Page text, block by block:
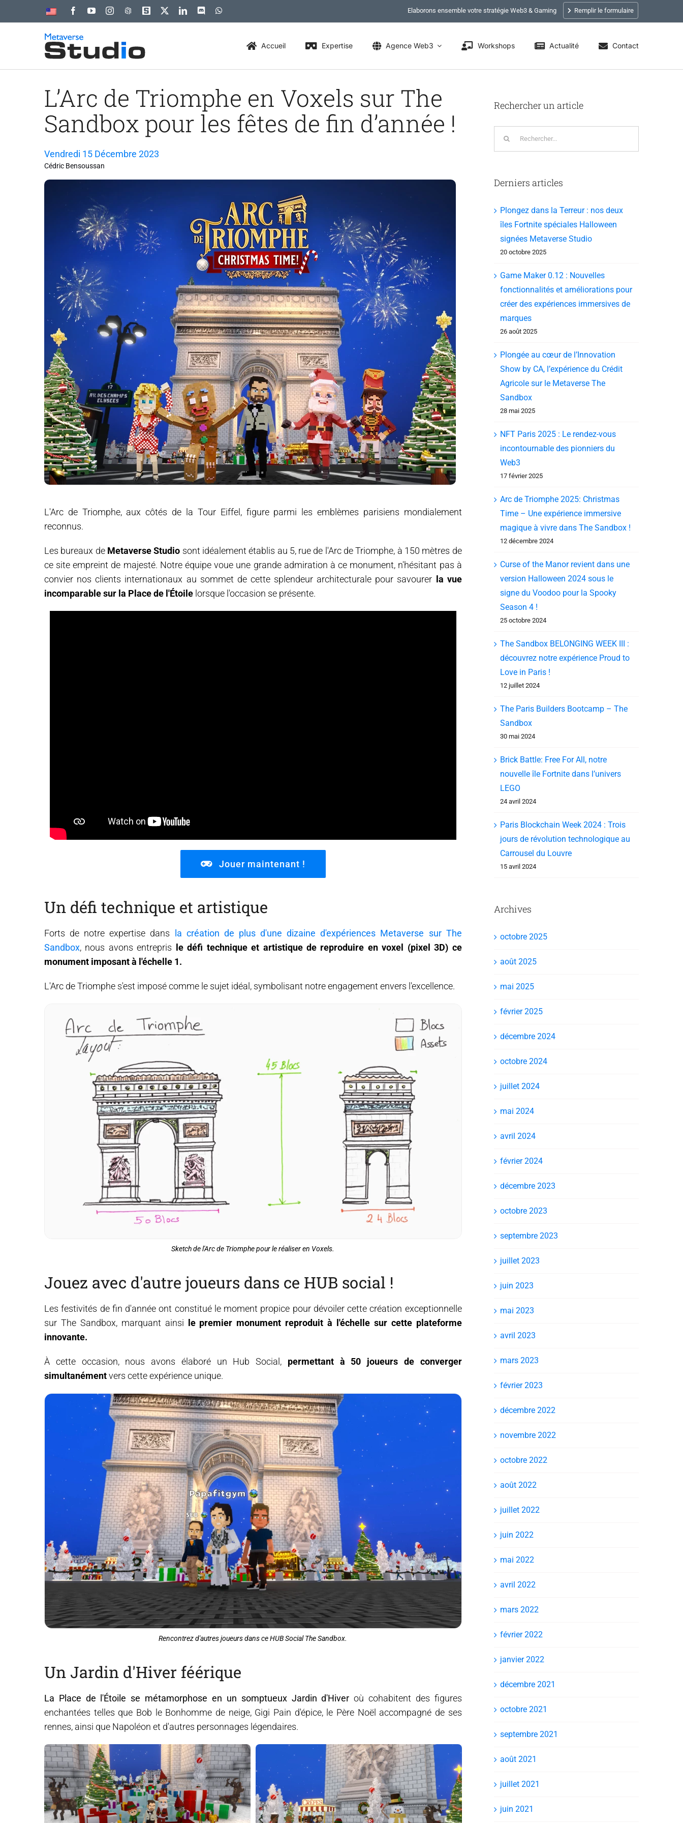
au
Elaborons ensemble votre stratégie Web3 & Gaming Remplir le formulaire
Accueil Expertise Agence Web3 Workshops Actualité Contact
L’Arc de Triomphe en Voxels sur The
Sandbox pour les fêtes de fin d’année !
Vendredi 15 Décembre 2023
Cédric Bensoussan
L'Arc de Triomphe, aux côtés de la Tour Eiffel, figure parmi les emblèmes parisiens mondialement
reconnus.
Les bureaux de Metaverse Studio sont idéalement établis au 5, rue de l'Arc de Triomphe, à 150 mètres de
ce site empreint de majesté. Notre équipe voue une grande admiration à ce monument, n'hésitant pas à
convier nos clients internationaux au sommet de cette splendeur architecturale pour savourer
la vue
incomparable sur la Place de l'Étoilelorsque l'occasion se présente.
Jouer maintenant !
Un défi technique et artistique
Forts de notre expertise dans
la création de plus d'une dizaine d'expériences Metaverse sur The
Sandbox, nous avons entrepris
le défi technique et artistique de reproduire en voxel (pixel 3D) ce
monument imposant à l'échelle 1.
L'Arc de Triomphe s'est imposé comme le sujet idéal, symbolisant notre engagement envers l'excellence.
Sketch de l'Arc de Triomphe pour le réaliser en Voxels.
Jouez avec d'autre joueurs dans ce HUB social !
Les festivités de fin d'année ont constitué le moment propice pour dévoiler cette création exceptionnelle
sur The Sandbox, marquant ainsi
le premier monument reproduit à l'échelle sur cette plateforme
innovante.
À cette occasion, nous avons élaboré un Hub Social, permettant à 50 joueurs de converger
simultanémentvers cette expérience unique.
Rencontrez d'autres joueurs dans ce HUB Social The Sandbox.
Un Jardin d'Hiver féérique
La Place de l'Étoile se métamorphose en un somptueux Jardin d'Hiver où cohabitent des figures
enchantées telles que Bob le Bonhomme de neige, Gigi Pain d'épice, le Père Noël accompagné de ses
rennes, ainsi que Napoléon et d'autres personnages légendaires.
Rechercher un article
Rechercher:
Derniers articles
Plongez dans la Terreur : nos deux
îles Fortnite spéciales Halloween
signées Metaverse Studio
20 octobre 2025
Game Maker 0.12 : Nouvelles
fonctionnalités et améliorations pour
créer des expériences immersives de
marques
26 août 2025
Plongée au cœur de l’Innovation
Show by CA, l’expérience du Crédit
Agricole sur le Metaverse The
Sandbox
28 mai 2025
NFT Paris 2025 : Le rendez-vous
incontournable des pionniers du
Web3
17 février 2025
Arc de Triomphe 2025: Christmas
Time – Une expérience immersive
magique à vivre dans The Sandbox !
12 décembre 2024
Curse of the Manor revient dans une
version Halloween 2024 sous le
signe du Voodoo pour la Spooky
Season 4 !
25 octobre 2024
The Sandbox BELONGING WEEK III :
découvrez notre expérience Proud to
Love in Paris !
12 juillet 2024
The Paris Builders Bootcamp – The
Sandbox
30 mai 2024
Brick Battle: Free For All, notre
nouvelle île Fortnite dans l’univers
LEGO
24 avril 2024
Paris Blockchain Week 2024 : Trois
jours de révolution technologique au
Carrousel du Louvre
15 avril 2024
Archives
octobre 2025
août 2025
mai 2025
février 2025
décembre 2024
octobre 2024
juillet 2024
mai 2024
avril 2024
février 2024
décembre 2023
octobre 2023
septembre 2023
juillet 2023
juin 2023
mai 2023
avril 2023
mars 2023
février 2023
décembre 2022
novembre 2022
octobre 2022
août 2022
juillet 2022
juin 2022
mai 2022
avril 2022
mars 2022
février 2022
janvier 2022
décembre 2021
octobre 2021
septembre 2021
août 2021
juillet 2021
juin 2021